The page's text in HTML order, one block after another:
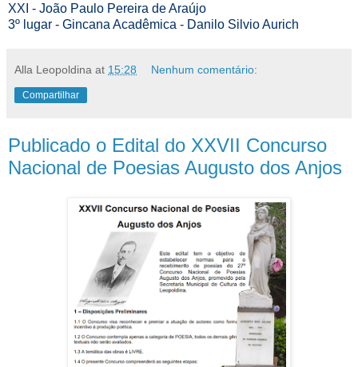
XXI - João Paulo Pereira de Araújo
3º lugar - Gincana Acadêmica - Danilo Silvio Aurich
Alla Leopoldina at 15:28 Nenhum comentário:
Compartilhar
Publicado o Edital do XXVII Concurso
Nacional de Poesias Augusto dos Anjos